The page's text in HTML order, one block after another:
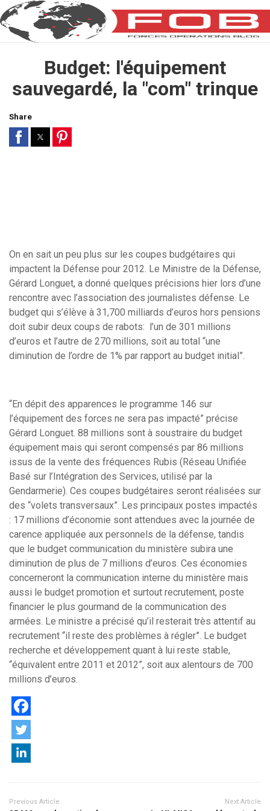
Budget: l'équipement
sauvegardé, la "com" trinque
Share
On en sait un peu plus sur les coupes budgétaires qui
impactent la Défense pour 2012. Le Ministre de la Défense,
Gérard Longuet, a donné quelques précisions hier lors d’une
rencontre avec l’association des journalistes défense. Le
budget qui s’élève à 31,700 milliards d’euros hors pensions
doit subir deux coups de rabots: l’un de 301 millions
d’euros et l’autre de 270 millions, soit au total “une
diminution de l’ordre de 1% par rapport au budget initial”.
“En dépit des apparences le programme 146 sur
l’équipement des forces ne sera pas impacté” précise
Gérard Longuet. 88 millions sont à soustraire du budget
équipement mais qui seront compensés par 86 millions
issus de la vente des fréquences Rubis (Réseau Unifiée
Basé sur l’Intégration des Services, utilisé par la
Gendarmerie). Ces coupes budgétaires seront réalisées sur
des “volets transversaux”. Les principaux postes impactés
: 17 millions d’économie sont attendues avec la journée de
carence appliquée aux personnels de la défense, tandis
que le budget communication du ministère subira une
diminution de plus de 7 millions d’euros. Ces économies
concerneront la communication interne du ministère mais
aussi le budget promotion et surtout recrutement, poste
financier le plus gourmand de la communication des
armées. Le ministre a précisé qu’il resterait très attentif au
recrutement “il reste des problèmes à régler”. Le budget
recherche et développement quant à lui reste stable,
“équivalent entre 2011 et 2012”, soit aux alentours de 700
millions d’euros.
Previous Article Next Article